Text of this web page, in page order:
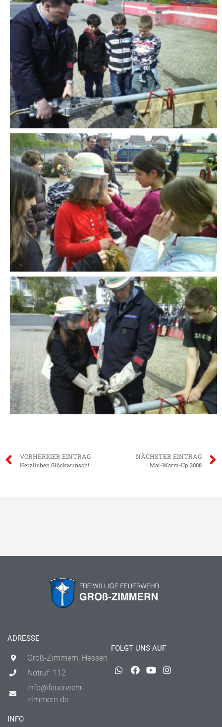
VORHERIGER EINTRAG
Herzlichen Glückwunsch!
NÄCHSTER EINTRAG
Mai-Warm-Up 2008
ADRESSE
Groß-Zimmern, Hessen
Notruf: 112
info@feuerwehr-
zimmern.de
FOLGT UNS AUF
INFO